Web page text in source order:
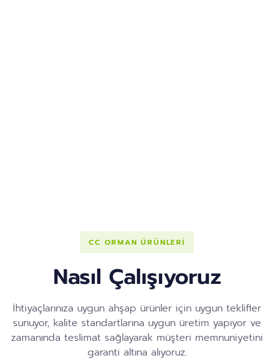
CC ORMAN ÜRÜNLERİ
Nasıl Çalışıyoruz
İhtiyaçlarınıza uygun ahşap ürünler için uygun teklifler
sunuyor, kalite standartlarına uygun üretim yapıyor ve
zamanında teslimat sağlayarak müşteri memnuniyetini
garanti altına alıyoruz.